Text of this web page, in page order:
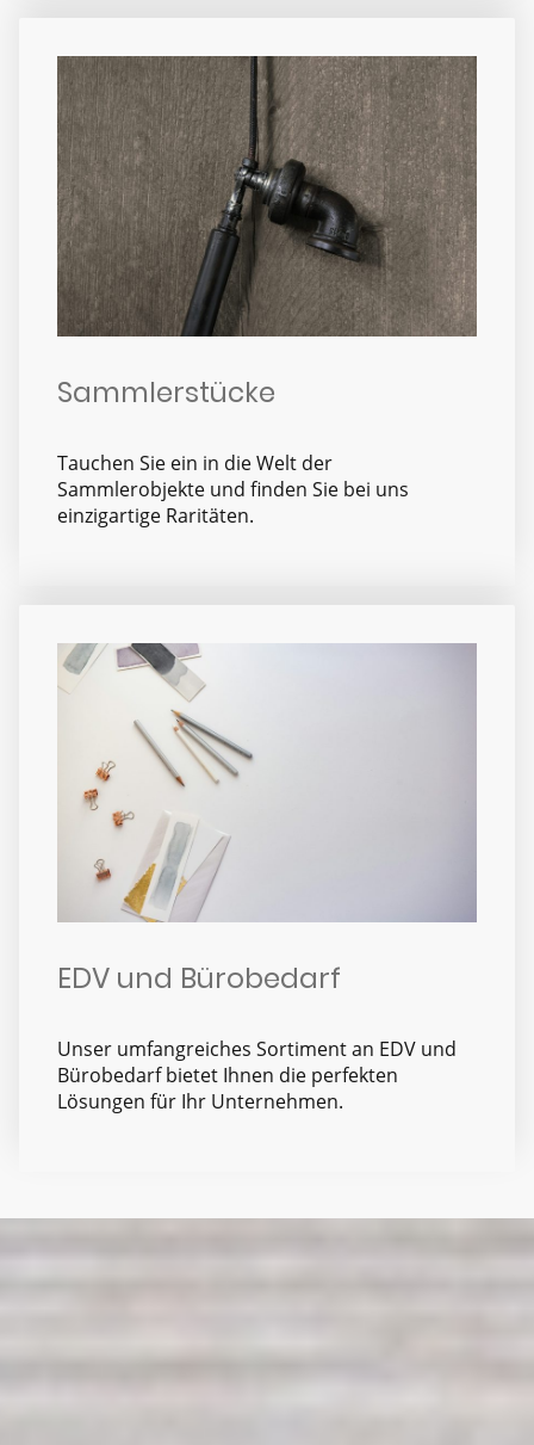
Sammlerstücke
Tauchen Sie ein in die Welt der
Sammlerobjekte und finden Sie bei uns
einzigartige Raritäten.
EDV und Bürobedarf
Unser umfangreiches Sortiment an EDV und
Bürobedarf bietet Ihnen die perfekten
Lösungen für Ihr Unternehmen.